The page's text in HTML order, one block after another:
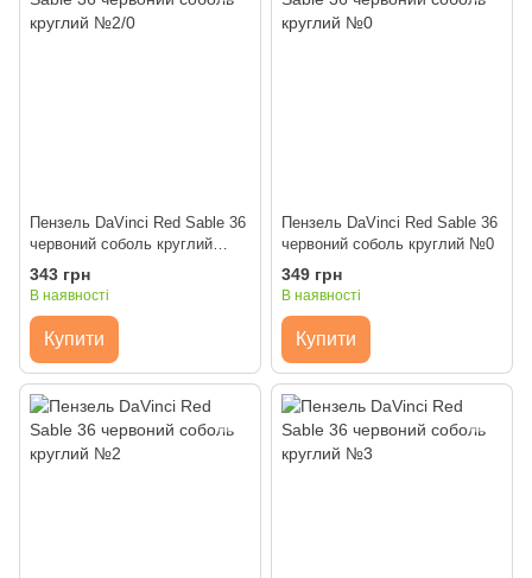
Пензель DaVinci Red Sable 36
червоний соболь круглий
№2/0
343 грн
В наявності
Купити
Пензель DaVinci Red Sable 36
червоний соболь круглий №0
349 грн
В наявності
Купити